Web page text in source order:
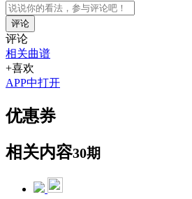
评论
评论
相关曲谱
+喜欢
APP中打开
优惠券
相关内容30期